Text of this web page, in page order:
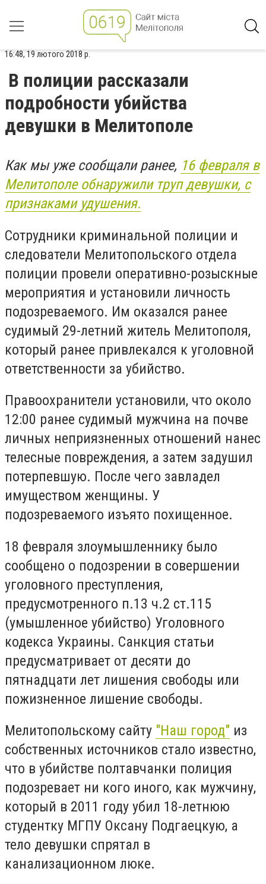
16:48, 19 лютого 2018 р.
В полиции рассказали
подробности убийства
девушки в Мелитополе
Как мы уже сообщали ранее, 16 февраля в
Мелитополе обнаружили труп девушки, с
признаками удушения.
Сотрудники криминальной полиции и
следователи Мелитопольского отдела
полиции провели оперативно-розыскные
мероприятия и установили личность
подозреваемого. Им оказался ранее
судимый 29-летний житель Мелитополя,
который ранее привлекался к уголовной
ответственности за убийство.
Правоохранители установили, что около
12:00 ранее судимый мужчина на почве
личных неприязненных отношений нанес
телесные повреждения, а затем задушил
потерпевшую. После чего завладел
имуществом женщины. У
подозреваемого изъято похищенное.
18 февраля злоумышленнику было
сообщено о подозрении в совершении
уголовного преступления,
предусмотренного п.13 ч.2 ст.115
(умышленное убийство) Уголовного
кодекса Украины. Санкция статьи
предусматривает от десяти до
пятнадцати лет лишения свободы или
пожизненное лишение свободы.
Мелитопольскому сайту "Наш город" из
собственных источников стало известно,
что в убийстве полтавчанки полиция
подозревает ни кого иного, как мужчину,
который в 2011 году убил 18-летнюю
студентку МГПУ Оксану Подгаецкую, а
тело девушки спрятал в
канализационном люке.